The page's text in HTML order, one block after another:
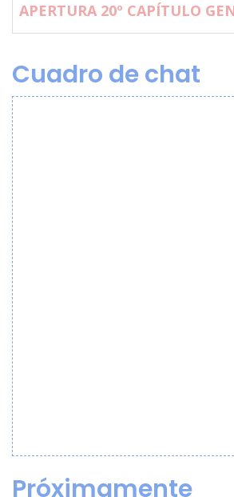
APERTURA 20º CAPÍTULO
Cuadro de chat
Próximamente